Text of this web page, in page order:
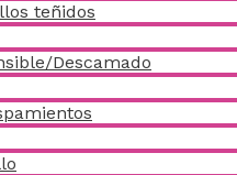
teñidos
Descamado